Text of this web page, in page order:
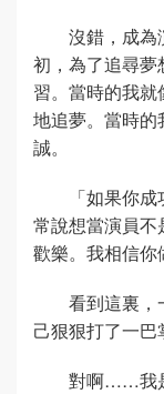
沒錯，成為
初，為了追尋
習。當時的我
地追夢。當時
誠。
「如果你
常說想當演員
歡樂。我相信你
看到這裏，
己狠狠打了一
對啊……我